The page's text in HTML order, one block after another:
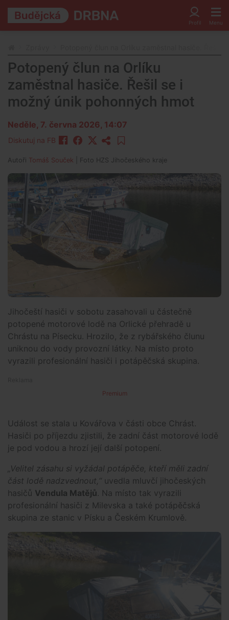
Potopený člun na Orlíku
zaměstnal hasiče. Řešil se i
možný únik pohonných hmot
Neděle, 7. června 2026, 14:07
Diskutuj na FB
Autoři Tomáš Souček | Foto HZS Jihočeského kraje
Jihočeští hasiči v sobotu zasahovali u částečně
potopené motorové lodě na Orlické přehradě u
Chrástu na Písecku. Hrozilo, že z rybářského člunu
uniknou do vody provozní látky. Na místo proto
vyrazili profesionální hasiči i potápěčská skupina.
Premium
Událost se stala u Kovářova v části obce Chrást.
Hasiči po příjezdu zjistili, že zadní část motorové lodě
je pod vodou a hrozí její další potopení.
„Velitel zásahu si vyžádal potápěče, kteří měli zadní
část lodě nadzvednout,“ uvedla mluvčí jihočeských
hasičů Vendula Matějů. Na místo tak vyrazili
profesionální hasiči z Milevska a také potápěčská
skupina ze stanic v Písku a Českém Krumlově.